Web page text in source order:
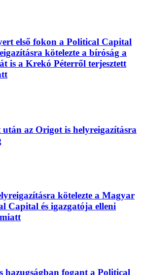
első fokon a Political Capital
kötelezte a bíróság a
is a Krekó Péterről terjesztett
az Origot is helyreigazításra
kötelezte a Magyar
Capital és igazgatója elleni
hazugságban fogant a Political